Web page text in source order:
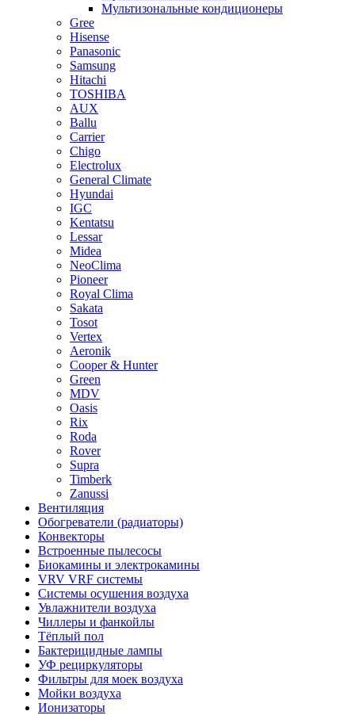
Мультизональные кондиционеры
Gree
Hisense
Panasonic
Samsung
Hitachi
TOSHIBA
AUX
Ballu
Carrier
Chigo
Electrolux
General Climate
Hyundai
IGC
Kentatsu
Lessar
Midea
NeoClima
Pioneer
Royal Clima
Sakata
Tosot
Vertex
Aeronik
Cooper & Hunter
Green
MDV
Oasis
Rix
Roda
Rover
Supra
Timberk
Zanussi
Вентиляция
Обогреватели (радиаторы)
Конвекторы
Встроенные пылесосы
Биокамины и электрокамины
VRV VRF системы
Системы осушения воздуха
Увлажнители воздуха
Чиллеры и фанкойлы
Тёплый пол
Бактерицидные лампы
УФ рециркуляторы
Фильтры для моек воздуха
Мойки воздуха
Ионизаторы